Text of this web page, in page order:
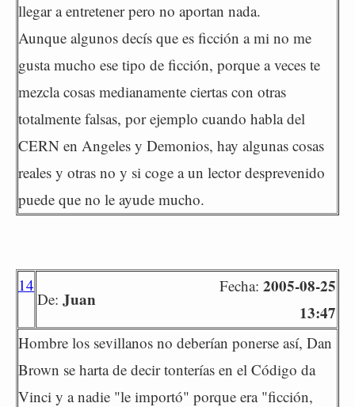
llegar a entretener pero no aportan nada.
Aunque algunos decís que es ficción a mi no me
gusta mucho ese tipo de ficción, porque a veces te
mezcla cosas medianamente ciertas con otras
totalmente falsas, por ejemplo cuando habla del
CERN en Angeles y Demonios, hay algunas cosas
reales y otras no y si coge a un lector desprevenido
puede que no le ayude mucho.
14
De: Juan
Fecha: 2005-08-25
13:47
Hombre los sevillanos no deberían ponerse así, Dan
Brown se harta de decir tonterías en el Código da
Vinci y a nadie "le importó" porque era "ficción,